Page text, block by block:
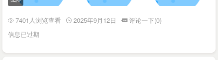
7401人浏览查看 2025年9月12日
评论一下(0)
信息已过期